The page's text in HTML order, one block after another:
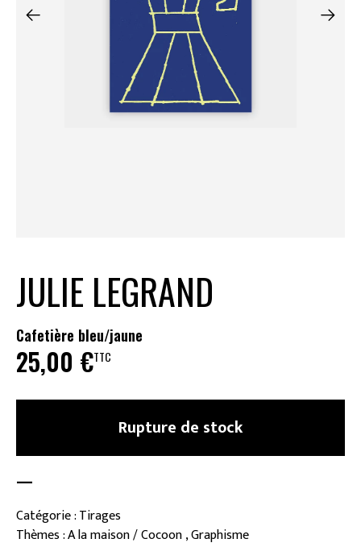
JULIE LEGRAND
Cafetière bleu/jaune
25,00 €TTC
Rupture de stock
—
Catégorie : Tirages
Thèmes : A la maison / Cocoon , Graphisme